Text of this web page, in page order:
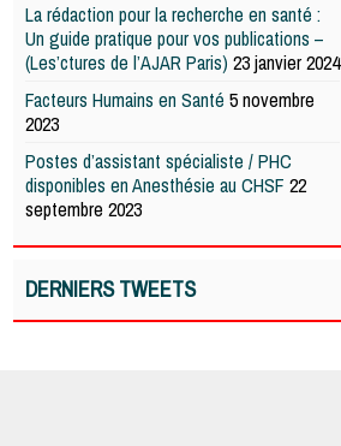
La rédaction pour la recherche en santé :
Un guide pratique pour vos publications –
(Les’ctures de l’AJAR Paris) 23 janvier 2024
Facteurs Humains en Santé 5 novembre
2023
Postes d’assistant spécialiste / PHC
disponibles en Anesthésie au CHSF 22
septembre 2023
DERNIERS TWEETS